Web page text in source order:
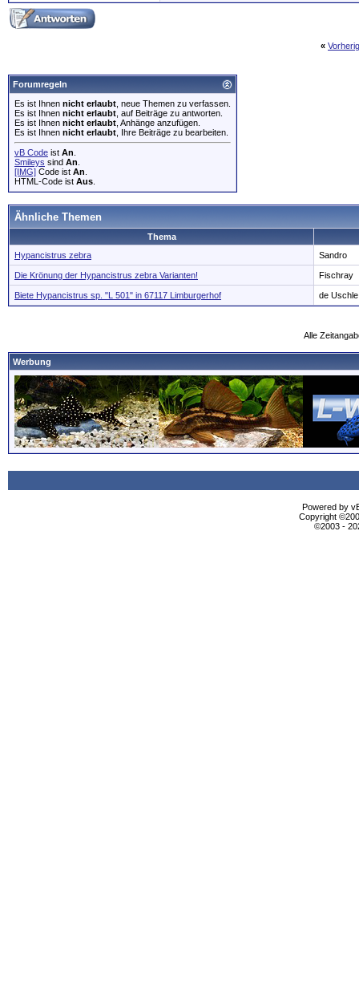
«
Forumregeln
Es ist Ihnen nicht erlaubt , neue Themen zu verfassen.
Es ist Ihnen nicht erlaubt , auf Beiträge zu antworten.
Es ist Ihnen nicht erlaubt , Anhänge anzufügen.
Es ist Ihnen nicht erlaubt , Ihre Beiträge zu bearbeiten.
vB Code ist An
Smileys sind An
[IMG] Code ist An
HTML-Code ist Aus
Ähnliche Themen
Thema
Hypancistrus zebra
Sandro
Die Krönung der Hypancistrus zebra Varianten! Fischray
Biete Hypancistrus sp. "L 501" in 67117 Limburgerhof de Uschle
Alle
Werbung
Powered by
Copyright
©2003 -